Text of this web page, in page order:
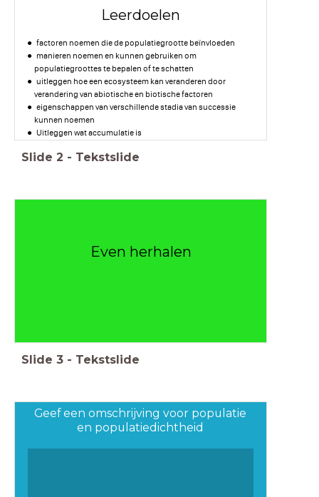
Leerdoelen
factoren noemen die de populatiegrootte beïnvloeden
manieren noemen en kunnen gebruiken om
populatiegroottes te bepalen of te schatten
uitleggen hoe een ecosysteem kan veranderen door
verandering van abiotische en biotische factoren
eigenschappen van verschillende stadia van successie
kunnen noemen
Uitleggen wat accumulatie is
Slide 2 - Tekstslide
Even herhalen
Slide 3 - Tekstslide
Geef een omschrijving voor populatie
en populatiedichtheid